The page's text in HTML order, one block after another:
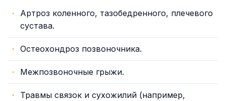
Артроз коленного, тазобедренного, плечевого
сустава.
Остеохондроз позвоночника.
Межпозвоночные грыжи.
Травмы связок и сухожилий (например,